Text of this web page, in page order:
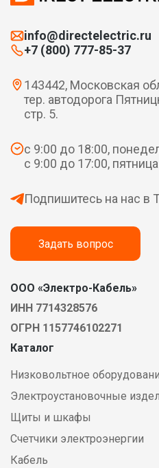
info@directelectric.ru
+7 (800) 777-85-37
143442, Московская
тер. автодорога
стр. 5.
с 9:00 до 18:00,
с 9:00 до 17:00, пятница
Подпишитесь на нас в
Задать вопрос
ООО «Электро-Кабель»
ИНН 7714328576
ОГРН 1157746102271
Каталог
Низковольтное
Электроустановочные
Щиты и шкафы
Счетчики электроэнергии
Кабель